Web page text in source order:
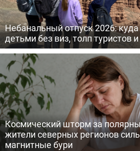
Небанальный отпуск 2026: куда
детьми без виз, толп туристов
Космический шторм за
жители северных регионов
магнитные бури